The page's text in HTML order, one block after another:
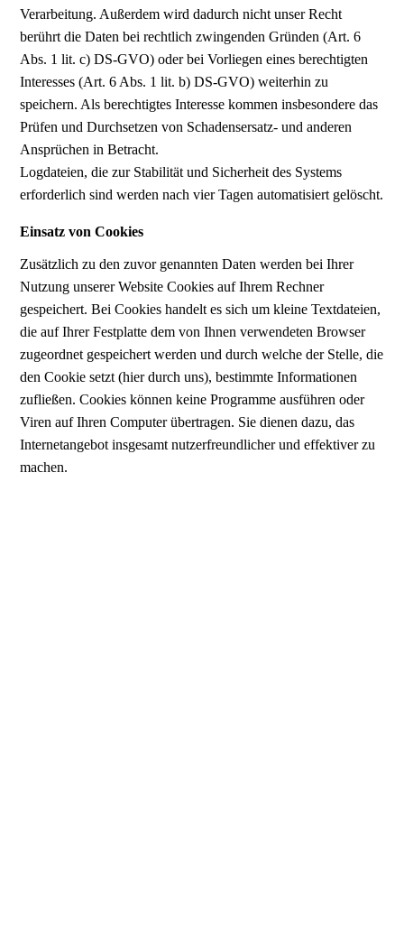
Verarbeitung. Außerdem wird dadurch nicht unser Recht
berührt die Daten bei rechtlich zwingenden Gründen (Art. 6
Abs. 1 lit. c) DS-GVO) oder bei Vorliegen eines berechtigten
Interesses (Art. 6 Abs. 1 lit. b) DS-GVO) weiterhin zu
speichern. Als berechtigtes Interesse kommen insbesondere das
Prüfen und Durchsetzen von Schadensersatz- und anderen
Ansprüchen in Betracht.
Logdateien, die zur Stabilität und Sicherheit des Systems
erforderlich sind werden nach vier Tagen automatisiert gelöscht.
Einsatz von Cookies
Zusätzlich zu den zuvor genannten Daten werden bei Ihrer
Nutzung unserer Website Cookies auf Ihrem Rechner
gespeichert. Bei Cookies handelt es sich um kleine Textdateien,
die auf Ihrer Festplatte dem von Ihnen verwendeten Browser
zugeordnet gespeichert werden und durch welche der Stelle, die
den Cookie setzt (hier durch uns), bestimmte Informationen
zufließen. Cookies können keine Programme ausführen oder
Viren auf Ihren Computer übertragen. Sie dienen dazu, das
Internetangebot insgesamt nutzerfreundlicher und effektiver zu
machen.